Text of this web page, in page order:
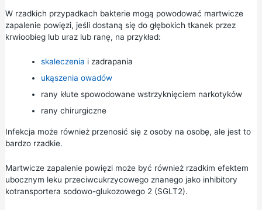
W rzadkich przypadkach bakterie mogą powodować martwicze
zapalenie powięzi, jeśli dostaną się do głębokich tkanek przez
krwioobieg lub uraz lub ranę, na przykład:
skaleczenia i zadrapania
ukąszenia owadów
rany kłute spowodowane wstrzyknięciem narkotyków
rany chirurgiczne
Infekcja może również przenosić się z osoby na osobę, ale jest to
bardzo rzadkie.
Martwicze zapalenie powięzi może być również rzadkim efektem
ubocznym leku przeciwcukrzycowego znanego jako inhibitory
kotransportera sodowo-glukozowego 2 (SGLT2).